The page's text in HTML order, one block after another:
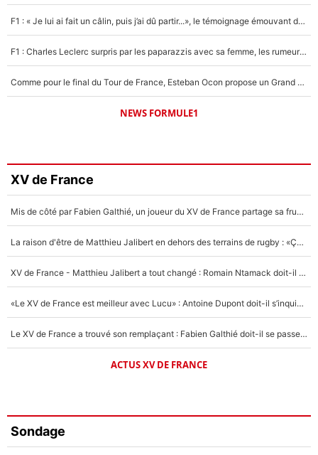
F1 : « Je lui ai fait un câlin, puis j’ai dû partir...», le témoignage émouvant de Max Verstappen sur sa fille
F1 : Charles Leclerc surpris par les paparazzis avec sa femme, les rumeurs étaient vraies !
Comme pour le final du Tour de France, Esteban Ocon propose un Grand Prix de Formule 1 à Paris : «Autour de l’Arc de Triomphe, ce serait génial» !
NEWS FORMULE1
XV de France
Mis de côté par Fabien Galthié, un joueur du XV de France partage sa frustration : «ils ne me l’ont pas dit tout de suite»
La raison d'être de Matthieu Jalibert en dehors des terrains de rugby : «Ça m'atteint autant que si tu touches à un membre de ma famille»
XV de France - Matthieu Jalibert a tout changé : Romain Ntamack doit-il s’inquiéter pour sa place à un an de la Coupe du monde ?
«Le XV de France est meilleur avec Lucu» : Antoine Dupont doit-il s’inquiéter pour sa place ?
Le XV de France a trouvé son remplaçant : Fabien Galthié doit-il se passer d'Antoine Dupont ?
ACTUS XV DE FRANCE
Sondage